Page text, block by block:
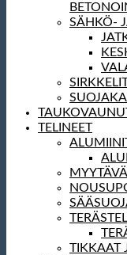
SÄHKÖ-
TELINEET
TIKKAAT